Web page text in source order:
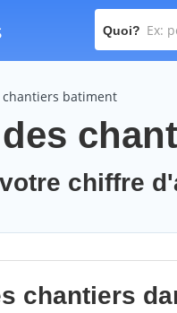
Quoi?
chantiers batiment
chiffre
chantiers